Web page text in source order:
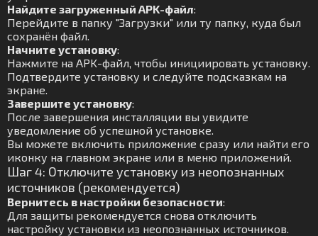
Найдите загруженный APK-файл:
Перейдите в папку "Загрузки" или ту папку, куда был
сохранён файл.
Начните установку:
Нажмите на APK-файл, чтобы инициировать установку.
Подтвердите установку и следуйте подсказкам на
экране.
Завершите установку:
После завершения инсталляции вы увидите
уведомление об успешной установке.
Вы можете включить приложение сразу или найти его
иконку на главном экране или в меню приложений.
Шаг 4: Отключите установку из неопознанных
источников (рекомендуется)
Вернитесь в настройки безопасности:
Для защиты рекомендуется снова отключить
настройку установки из неопознанных источников.